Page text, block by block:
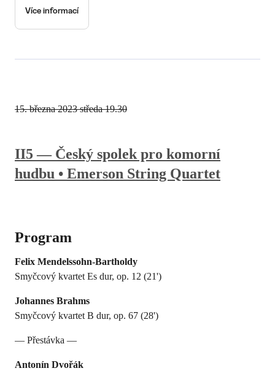
Více informací
II5 — Český spolek pro komorní
hudbu • Emerson String Quartet
Program
Felix Mendelssohn-Bartholdy
Smyčcový kvartet Es dur, op. 12 (21')
Johannes Brahms
Smyčcový kvartet B dur, op. 67 (28')
— Přestávka —
Antonín Dvořák
15. března 2023 středa 19.30